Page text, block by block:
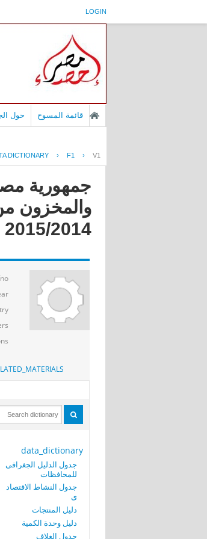
LOGIN
قائمة المسوح حول
DICTIONARY › F1 › V1
جمهورية
والمخزون من
2015/2014
data_dictionary
جدول الدليل الجغرافى
للمحافظات
جدول النشاط الاقتصاد
ى
دليل المنتجات
دليل وحدة الكمية
جدول الغلاف